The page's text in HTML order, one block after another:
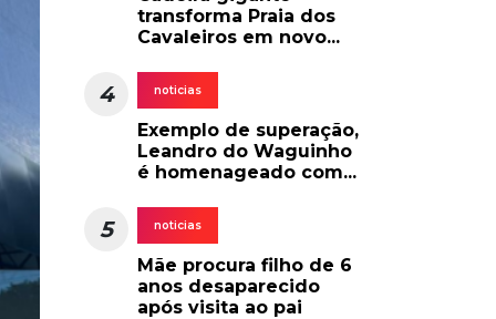
transforma Praia dos
Cavaleiros em novo...
4 noticias
Exemplo de superação,
Leandro do Waguinho
é homenageado com...
5 noticias
Mãe procura filho de 6
anos desaparecido
após visita ao pai